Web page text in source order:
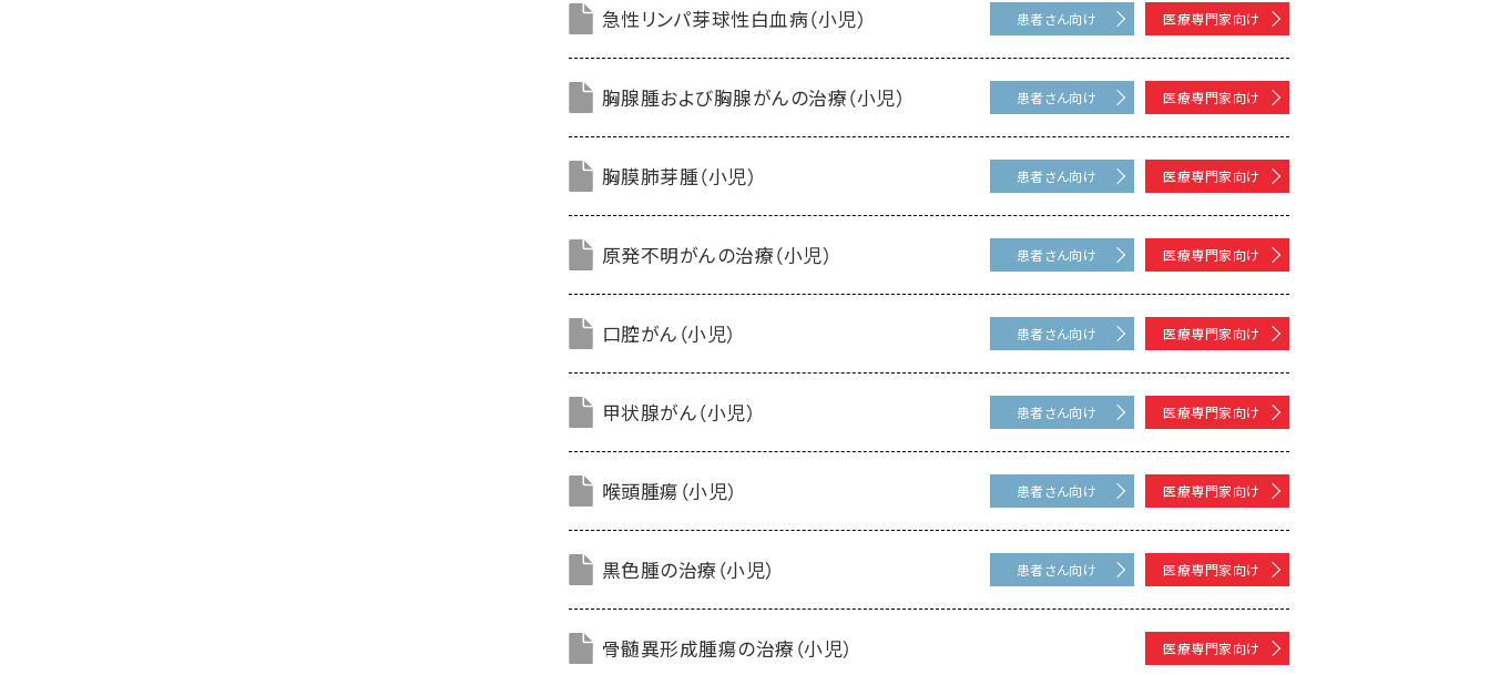
急性リンパ芽球性白血病（小児） 医療専門家向け
患者さん向け
胸腺腫および胸腺がんの治療（小児） 医療専門家向け
患者さん向け
胸膜肺芽腫（小児） 医療専門家向け
患者さん向け
原発不明がんの治療（小児） 医療専門家向け
患者さん向け
口腔がん（小児） 医療専門家向け
患者さん向け
甲状腺がん（小児） 医療専門家向け
患者さん向け
喉頭腫瘍（小児） 医療専門家向け
患者さん向け
黒色腫の治療（小児） 医療専門家向け
患者さん向け
骨髄異形成腫瘍の治療（小児） 医療専門家向け